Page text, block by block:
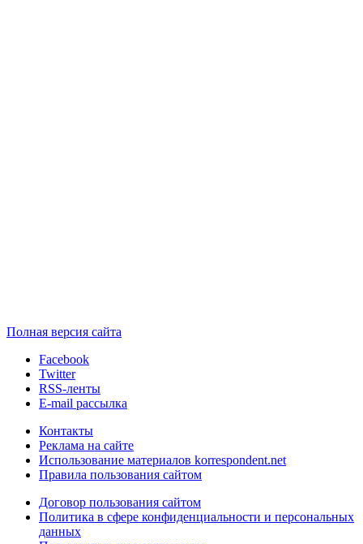
Полная версия сайта
Facebook
Twitter
RSS-ленты
E-mail рассылка
Контакты
Реклама на сайте
Использование материалов korrespondent.net
Правила пользования сайтом
Договор пользования сайтом
Политика в сфере конфиденциальности и персональных
данных